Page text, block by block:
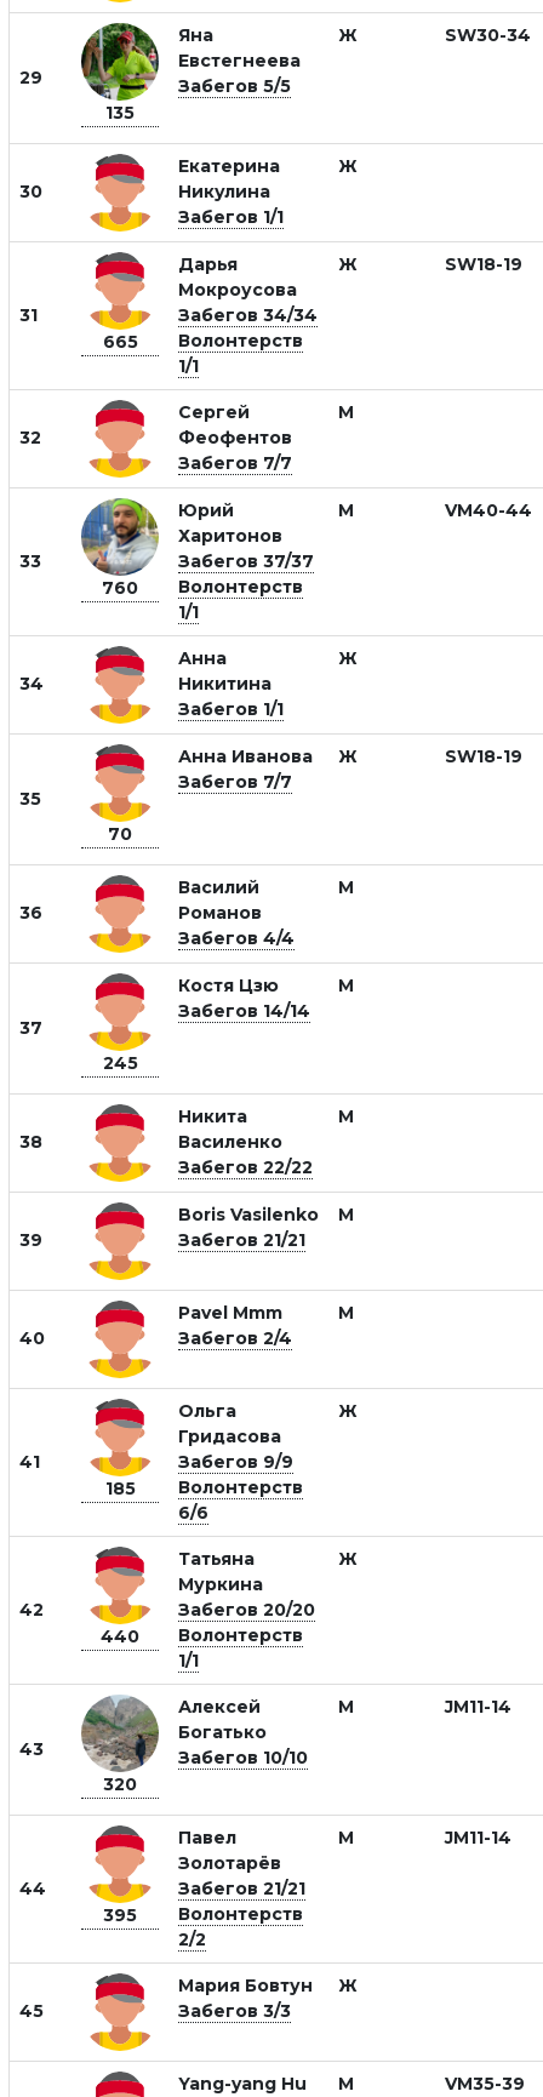
29
135
Яна
Евстегнеева
Забегов 5/5
Ж SW30-34
30
Екатерина
Никулина
Забегов 1/1
Ж
31
665
Дарья
Мокроусова
Забегов 34/34
Волонтерств
1/1
Ж SW18-19
32
Сергей
Феофентов
Забегов 7/7
М
33
760
Юрий
Харитонов
Забегов 37/37
Волонтерств
1/1
М VM40-44
34
Анна
Никитина
Забегов 1/1
Ж
35
70
Анна Иванова
Забегов 7/7
Ж SW18-19
36
Василий
Романов
Забегов 4/4
М
37
245
Костя Цзю
Забегов 14/14
М
38
Никита
Василенко
Забегов 22/22
М
39
Boris Vasilenko
Забегов 21/21
М
40
Pavel Mmm
Забегов 2/4
М
41
185
Ольга
Гридасова
Забегов 9/9
Волонтерств
6/6
Ж
42
440
Татьяна
Муркина
Забегов 20/20
Волонтерств
1/1
Ж
43
320
Алексей
Богатько
Забегов 10/10
М JM11-14
44
395
Павел
Золотарёв
Забегов 21/21
Волонтерств
2/2
М JM11-14
45
Мария Бовтун
Забегов 3/3
Ж
Yang-yang Hu
М VM35-39